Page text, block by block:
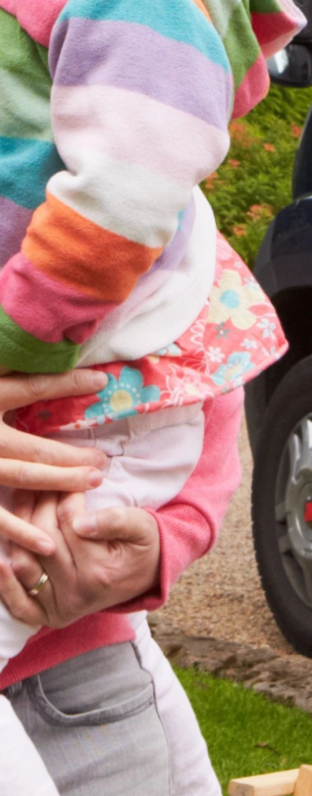
Gotowanie
Dla wózków widłowych
Budownictwo
Hotele i restauracje
Inne zastosowanie
BAZA WIEDZY